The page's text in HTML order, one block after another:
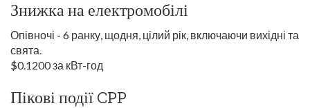
Знижка на електромобілі
Опівночі - 6 ранку, щодня, цілий рік, включаючи вихідні та
свята.
$0.1200 за кВт-год
Пікові події CPP